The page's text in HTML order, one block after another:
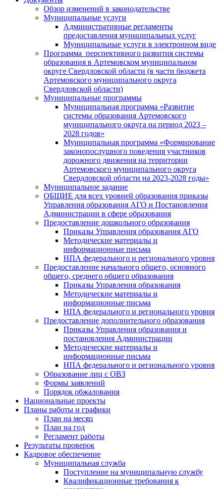
Обзор изменений в законодательстве
Муниципальные услуги
Административные регламенты
предоставления муниципальных услуг
Муниципальные услуги в электронном виде
Программа перспективного развития системы
образования в Артемовском муниципальном
округе Свердловской области (в части бюджета
Артемовского муниципального округа
Свердловской области)
Муниципальные программы
Муниципальная программа «Развитие
системы образования Артемовского
муниципального округа на период 2023 –
2028 годов»
Муниципальная программа «Формирование
законопослушного поведения участников
дорожного движения на территории
Артемовского муниципального округа
Свердловской области на 2023-2028 годы»
Муниципальное задание
ОБЩИЕ для всех уровней образования приказы
Управления образования АГО и Постановления
Администрации в сфере образования
Предоставление дошкольного образования
Приказы Управления образования АГО
Методические материалы и
информационные письма
НПА федерального и регионального уровня
Предоставление начального общего, основного
общего, среднего общего образования
Приказы Управления образования
Методические материалы и
информационные письма
НПА федерального и регионального уровня
Предоставление дополнительного образования
Приказы Управления образования и
постановления Администрации
Методические материалы и
информационные письма
НПА федерального и регионального уровня
Образование лиц с ОВЗ
Формы заявлений
Порядок обжалования
Национальные проекты
Планы работы и графики
План на месяц
План на год
Регламент работы
Результаты проверок
Кадровое обеспечение
Муниципальная служба
Поступление на муниципальную службу
Квалификационные требования к